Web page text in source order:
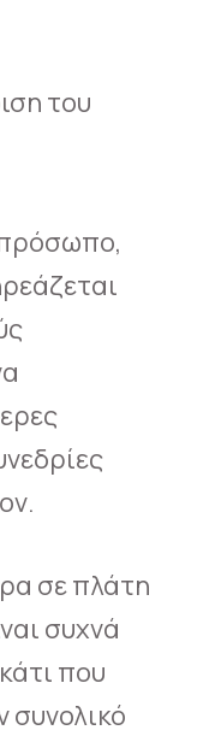
του
σε πλάτη
συχνά
που
συνολικό